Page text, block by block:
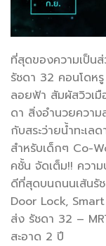
ที่สุดของความเป็น
รัชดา 32 คอนโดห
ลอยฟ้า สัมผัสวิวเ
ดา สิ่งอำนวยความ
กับสระว่ายน้ำทะเ
สำหรับเด็กๆ Co-
คชั้น จัดเต็ม!! ควา
ดีที่สุดบนถนนเส้นรั
Door Lock,
ส่ง รัชดา 32 –
สะอาด 2 ปี